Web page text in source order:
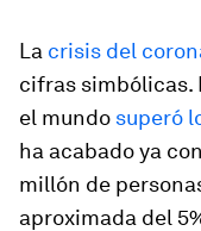
La crisis del
cifras simbólicas.
el mundo superó
ha acabado ya
millón de
aproximada del